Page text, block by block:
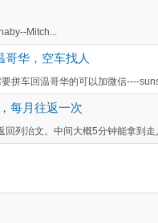
Mitch...
哥华，空车找人
拼车回温哥华的可以加微信----
每月往返一次
列治文。中间大概5分钟能拿到走